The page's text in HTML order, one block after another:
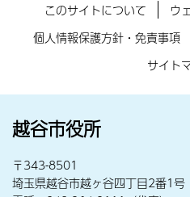
このサイトについて
ウ
個人情報保護方針・免責事項
サイト
越谷市役所
〒343-8501
埼玉県越谷市越ヶ谷四丁目2番1号